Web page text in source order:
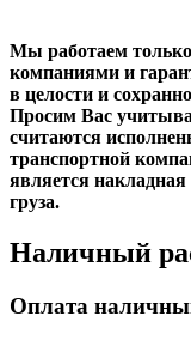
Мы работаем
компаниями и
в целости и
Просим Вас
считаются
транспортной
является
груза.
Наличный
Оплата